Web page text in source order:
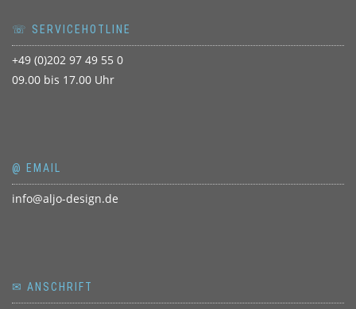
☏ SERVICEHOTLINE
+49 (0)202 97 49 55 0
09.00 bis 17.00 Uhr
@ EMAIL
info@aljo-design.de
✉ ANSCHRIFT